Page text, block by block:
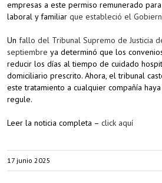
empresas a este permiso remunerado
laboral y familiar que estableció el
Un fallo del Tribunal Supremo de Justicia
septiembre ya determinó que los
reducir los días al tiempo de cuidado
domiciliario prescrito. Ahora, el tribunal
este tratamiento a cualquier compañía
regule.
Leer la noticia completa – click aquí
17 junio 2025